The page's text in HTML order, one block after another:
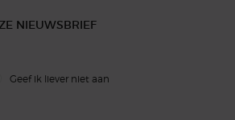
NIEUWSBRIEF
Geef ik liever niet aan